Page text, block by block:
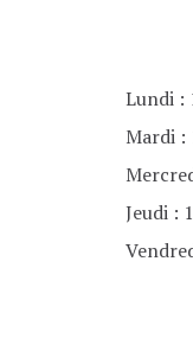
Lundi :
Mardi :
Jeudi :